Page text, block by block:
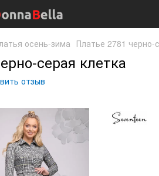
осень-зима Платье 2781 черно-
серая клетка
отзыв